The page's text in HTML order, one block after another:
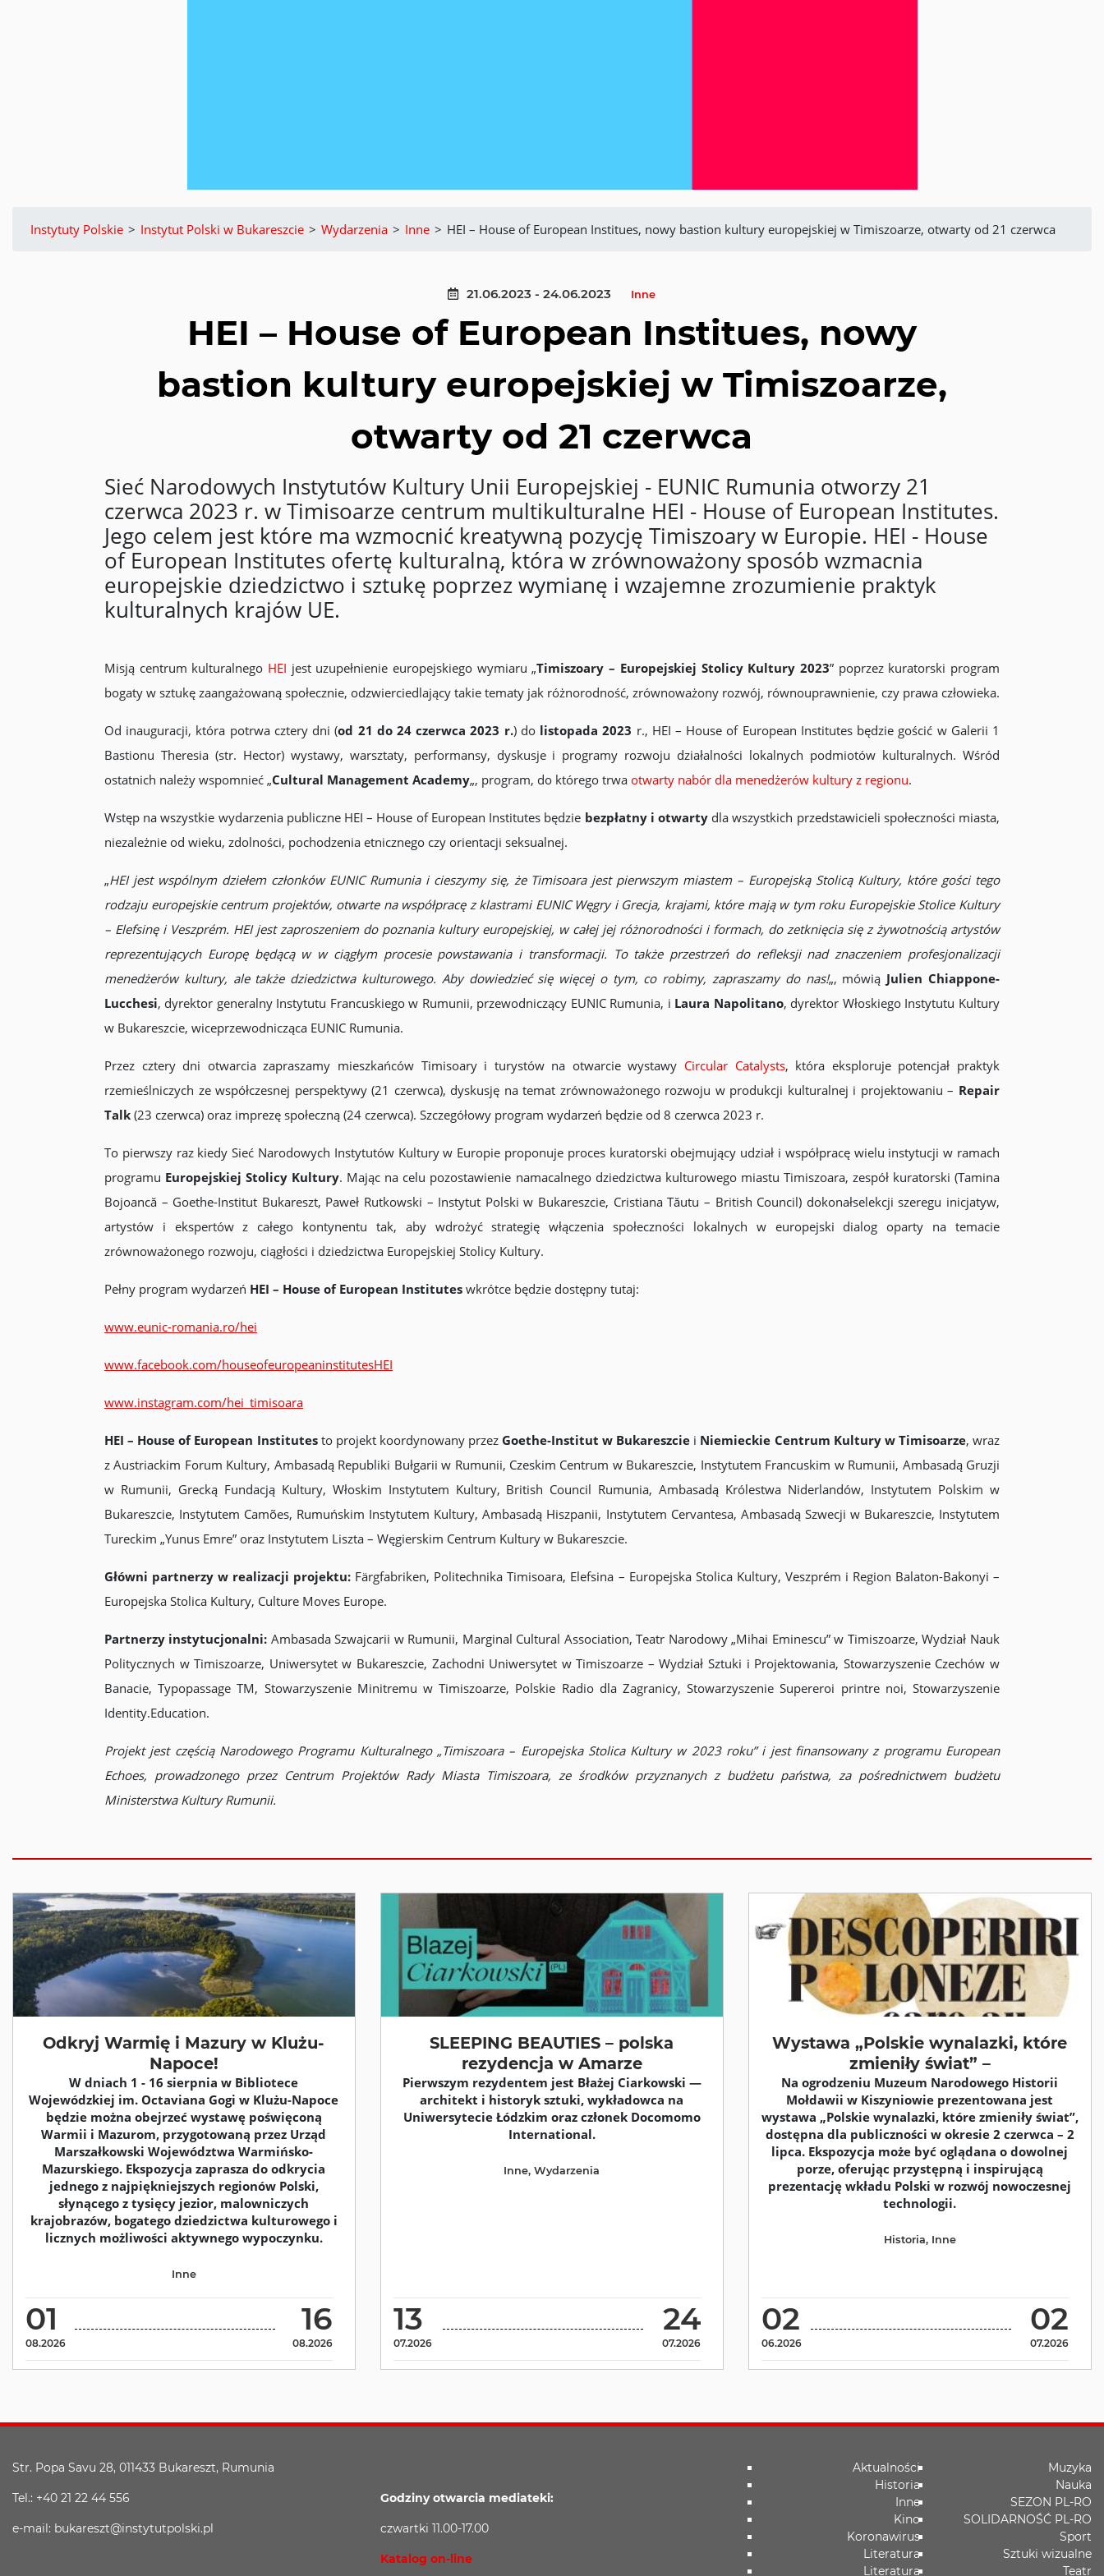
Instytuty Polskie > Instytut Polski w Bukareszcie > Wydarzenia > Inne > HEI – House of European Institues, nowy bastion kultury europejskiej w Timiszoarze, otwarty od 21 czerwca
21.06.2023 - 24.06.2023 Inne
HEI – House of European Institues, nowy
bastion kultury europejskiej w Timiszoarze,
otwarty od 21 czerwca
Sieć Narodowych Instytutów Kultury Unii Europejskiej - EUNIC Rumunia otworzy 21
czerwca 2023 r. w Timisoarze centrum multikulturalne HEI - House of European Institutes.
Jego celem jest które ma wzmocnić kreatywną pozycję Timiszoary w Europie. HEI - House
of European Institutes ofertę kulturalną, która w zrównoważony sposób wzmacnia
europejskie dziedzictwo i sztukę poprzez wymianę i wzajemne zrozumienie praktyk
kulturalnych krajów UE.
Misją centrum kulturalnego HEI jest uzupełnienie europejskiego wymiaru „Timiszoary – Europejskiej Stolicy Kultury 2023” poprzez kuratorski program
bogaty w sztukę zaangażowaną społecznie, odzwierciedlający takie tematy jak różnorodność, zrównoważony rozwój, równouprawnienie, czy prawa człowieka.
Od inauguracji, która potrwa cztery dni (od 21 do 24 czerwca 2023 r.) do listopada 2023 r., HEI – House of European Institutes będzie gościć w Galerii 1
Bastionu Theresia (str. Hector) wystawy, warsztaty, performansy, dyskusje i programy rozwoju działalności lokalnych podmiotów kulturalnych. Wśród
ostatnich należy wspomnieć „Cultural Management Academy„, program, do którego trwa otwarty nabór dla menedżerów kultury z regionu.
Wstęp na wszystkie wydarzenia publiczne HEI – House of European Institutes będzie bezpłatny i otwartydla wszystkich przedstawicieli społeczności miasta,
niezależnie od wieku, zdolności, pochodzenia etnicznego czy orientacji seksualnej.
„HEI jest wspólnym dziełem członków EUNIC Rumunia i cieszymy się, że Timisoara jest pierwszym miastem – Europejską Stolicą Kultury, które gości tego
rodzaju europejskie centrum projektów, otwarte na współpracę z klastrami EUNIC Węgry i Grecja, krajami, które mają w tym roku Europejskie Stolice Kultury
– Elefsinę i Veszprém. HEI jest zaproszeniem do poznania kultury europejskiej, w całej jej różnorodności i formach, do zetknięcia się z żywotnością artystów
reprezentujących Europę będącą w w ciągłym procesie powstawania i transformacji. To także przestrzeń do refleksji nad znaczeniem profesjonalizacji
menedżerów kultury, ale także dziedzictwa kulturowego. Aby dowiedzieć się więcej o tym, co robimy, zapraszamy do nas!„, mówią Julien Chiappone-
Lucchesi, dyrektor generalny Instytutu Francuskiego w Rumunii, przewodniczący EUNIC Rumunia, i Laura Napolitano, dyrektor Włoskiego Instytutu Kultury
w Bukareszcie, wiceprzewodnicząca EUNIC Rumunia.
Przez cztery dni otwarcia zapraszamy mieszkańców Timisoary i turystów na otwarcie wystawy Circular Catalysts, która eksploruje potencjał praktyk
rzemieślniczych ze współczesnej perspektywy (21 czerwca), dyskusję na temat zrównoważonego rozwoju w produkcji kulturalnej i projektowaniu – Repair
Talk(23 czerwca) oraz imprezę społeczną (24 czerwca). Szczegółowy program wydarzeń będzie od 8 czerwca 2023 r.
To pierwszy raz kiedy Sieć Narodowych Instytutów Kultury w Europie proponuje proces kuratorski obejmujący udział i współpracę wielu instytucji w ramach
programu Europejskiej Stolicy Kultury. Mając na celu pozostawienie namacalnego dziedzictwa kulturowego miastu Timiszoara, zespół kuratorski (Tamina
Bojoancă – Goethe-Institut Bukareszt, Paweł Rutkowski – Instytut Polski w Bukareszcie, Cristiana Tăutu – British Council) dokonałselekcji szeregu inicjatyw,
artystów i ekspertów z całego kontynentu tak, aby wdrożyć strategię włączenia społeczności lokalnych w europejski dialog oparty na temacie
zrównoważonego rozwoju, ciągłości i dziedzictwa Europejskiej Stolicy Kultury.
Pełny program wydarzeń HEI – House of European Instituteswkrótce będzie dostępny tutaj:
www.eunic-romania.ro/hei
www.facebook.com/houseofeuropeaninstitutesHEI
www.instagram.com/hei_timisoara
HEI – House of European Institutesto projekt koordynowany przezGoethe-Institut w Bukareszcie i Niemieckie Centrum Kultury w Timisoarze, wraz
z Austriackim Forum Kultury, Ambasadą Republiki Bułgarii w Rumunii, Czeskim Centrum w Bukareszcie, Instytutem Francuskim w Rumunii, Ambasadą Gruzji
w Rumunii, Grecką Fundacją Kultury, Włoskim Instytutem Kultury, British Council Rumunia, Ambasadą Królestwa Niderlandów, Instytutem Polskim w
Bukareszcie, Instytutem Camões, Rumuńskim Instytutem Kultury, Ambasadą Hiszpanii, Instytutem Cervantesa, Ambasadą Szwecji w Bukareszcie, Instytutem
Tureckim „Yunus Emre” oraz Instytutem Liszta – Węgierskim Centrum Kultury w Bukareszcie.
Główni partnerzy w realizacji projektu: Färgfabriken, Politechnika Timisoara, Elefsina – Europejska Stolica Kultury, Veszprém i Region Balaton-Bakonyi –
Europejska Stolica Kultury, Culture Moves Europe.
Partnerzy instytucjonalni: Ambasada Szwajcarii w Rumunii, Marginal Cultural Association, Teatr Narodowy „Mihai Eminescu” w Timiszoarze, Wydział Nauk
Politycznych w Timiszoarze, Uniwersytet w Bukareszcie, Zachodni Uniwersytet w Timiszoarze – Wydział Sztuki i Projektowania, Stowarzyszenie Czechów w
Banacie, Typopassage TM, Stowarzyszenie Minitremu w Timiszoarze, Polskie Radio dla Zagranicy, Stowarzyszenie Supereroi printre noi, Stowarzyszenie
Identity.Education.
Projekt jest częścią Narodowego Programu Kulturalnego „Timiszoara – Europejska Stolica Kultury w 2023 roku” i jest finansowany z programu European
Echoes, prowadzonego przez Centrum Projektów Rady Miasta Timiszoara, ze środków przyznanych z budżetu państwa, za pośrednictwem budżetu
Ministerstwa Kultury Rumunii.
Odkryj Warmię i Mazury w Klużu-
Napoce!
W dniach 1 - 16 sierpnia w Bibliotece
Wojewódzkiej im. Octaviana Gogi w Klużu-Napoce
będzie można obejrzeć wystawę poświęconą
Warmii i Mazurom, przygotowaną przez Urząd
Marszałkowski Województwa Warmińsko-
Mazurskiego. Ekspozycja zaprasza do odkrycia
jednego z najpiękniejszych regionów Polski,
słynącego z tysięcy jezior, malowniczych
krajobrazów, bogatego dziedzictwa kulturowego i
licznych możliwości aktywnego wypoczynku.
01
08.2026
16
08.2026
Inne
SLEEPING BEAUTIES – polska
rezydencja w Amarze
Pierwszym rezydentem jest Błażej Ciarkowski —
architekt i historyk sztuki, wykładowca na
Uniwersytecie Łódzkim oraz członek Docomomo
International.
13
07.2026
24
07.2026
Inne,Wydarzenia
Wystawa „Polskie wynalazki, które
zmieniły świat” –
Na ogrodzeniu Muzeum Narodowego Historii
Mołdawii w Kiszyniowie prezentowana jest
wystawa „Polskie wynalazki, które zmieniły świat”,
dostępna dla publiczności w okresie 2 czerwca – 2
lipca. Ekspozycja może być oglądana o dowolnej
porze, oferując przystępną i inspirującą
prezentację wkładu Polski w rozwój nowoczesnej
technologii.
02
06.2026
02
07.2026
Historia, Inne
Str. Popa Savu 28, 011433 Bukareszt, Rumunia
Tel.: +40 21 22 44 556
e-mail: bukareszt@instytutpolski.pl
Godziny otwarcia mediateki:
czwartki 11.00-17.00
Katalog on-line
Aktualności
Historia
Inne
Kino
Koronawirus
Literatura
Literatura
Muzyka
Nauka
SEZON PL-RO
SOLIDARNOŚĆ PL-RO
Sport
Sztuki wizualne
Teatr